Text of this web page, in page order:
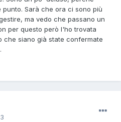
Sarà che ora ci sono più
ma vedo che passano un
per questo però l'ho trovata
che siano già state confermate